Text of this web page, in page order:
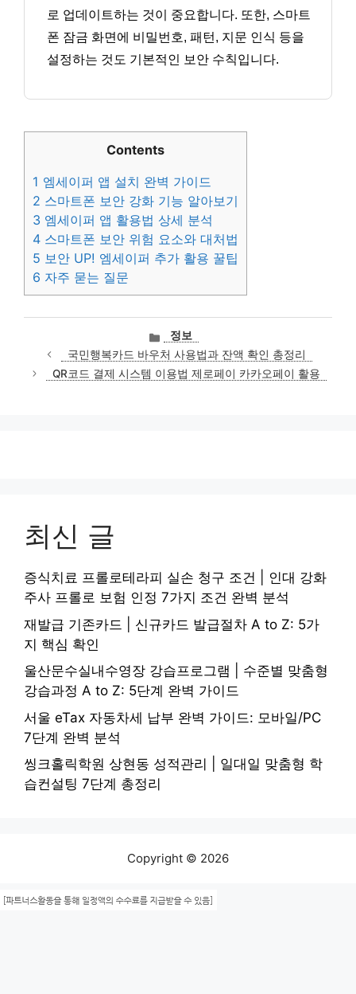
로 업데이트하는 것이 중요합니다. 또한, 스마트
폰 잠금 화면에 비밀번호, 패턴, 지문 인식 등을
설정하는 것도 기본적인 보안 수칙입니다.
Contents
1 엠세이퍼 앱 설치 완벽 가이드
2 스마트폰 보안 강화 기능 알아보기
3 엠세이퍼 앱 활용법 상세 분석
4 스마트폰 보안 위험 요소와 대처법
5 보안 UP! 엠세이퍼 추가 활용 꿀팁
6 자주 묻는 질문
카
테
고
리
정보
국민행복카드 바우처 사용법과 잔액 확인 총정리
QR코드 결제 시스템 이용법 제로페이 카카오페이 활용
최신 글
증식치료 프롤로테라피 실손 청구 조건 | 인대 강화
주사 프롤로 보험 인정 7가지 조건 완벽 분석
재발급 기존카드 | 신규카드 발급절차 A to Z: 5가
지 핵심 확인
울산문수실내수영장 강습프로그램 | 수준별 맞춤형
강습과정 A to Z: 5단계 완벽 가이드
서울 eTax 자동차세 납부 완벽 가이드: 모바일/PC
7단계 완벽 분석
씽크홀릭학원 상현동 성적관리 | 일대일 맞춤형 학
습컨설팅 7단계 총정리
Copyright © 2026